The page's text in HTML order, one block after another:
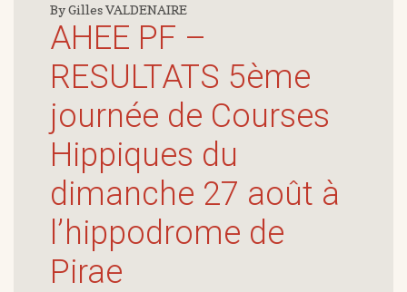
By Gilles VALDENAIRE
AHEE PF –
RESULTATS 5ème
journée de Courses
Hippiques du
dimanche 27 août à
l’hippodrome de
Pirae